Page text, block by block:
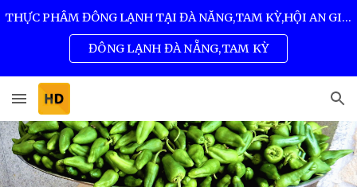
THỰC PHẨM ĐÔNG LẠNH TẠI ĐÀ NẴNG,TAM KỲ,HỘI AN GIÁ SỈ TỐT NHẤT 0932 557 973
ĐÔNG LẠNH ĐÀ NẴNG,TAM KỲ